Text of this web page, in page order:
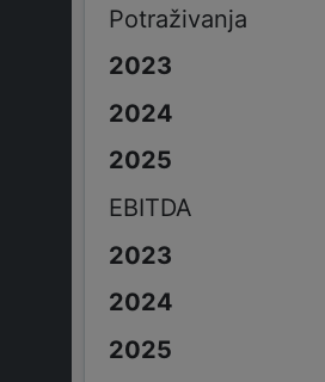
Potraživanja
EBITDA